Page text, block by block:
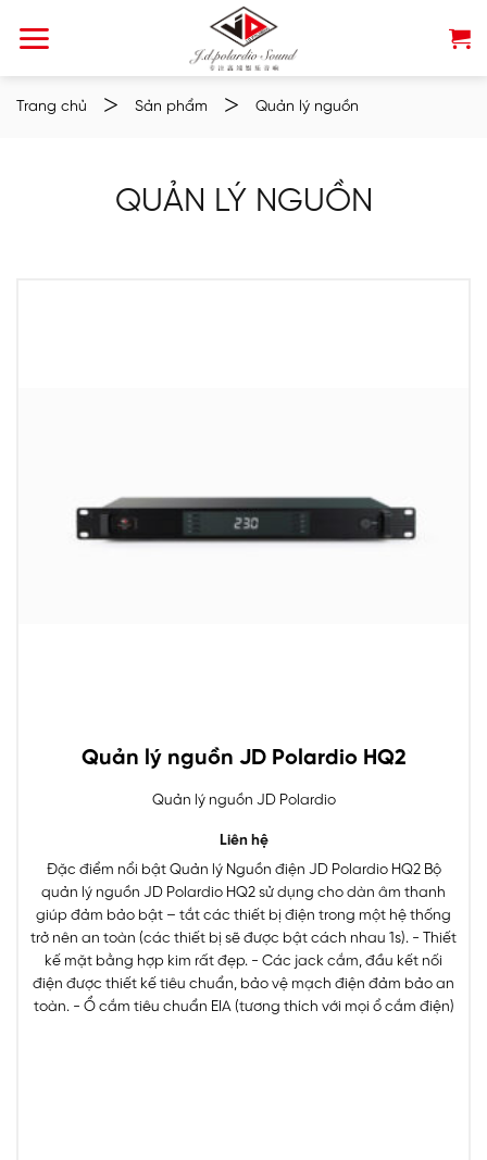
đến
Trang chủ > Sản phẩm > Quản lý nguồn
QUẢN LÝ NGUỒN
Quản lý nguồn JD Polardio HQ2
Liên hệ
Quản lý nguồn JD Polardio
Đặc điểm nổi bật Quản lý Nguồn điện JD Polardio HQ2 Bộ
quản lý nguồn JD Polardio HQ2 sử dụng cho dàn âm thanh
giúp đảm bảo bật – tắt các thiết bị điện trong một hệ thống
trở nên an toàn (các thiết bị sẽ được bật cách nhau 1s). - Thiết
kế mặt bằng hợp kim rất đẹp. - Các jack cắm, đầu kết nối
điện được thiết kế tiêu chuẩn, bảo vệ mạch điện đảm bảo an
toàn. - Ổ cắm tiêu chuẩn EIA (tương thích với mọi ổ cắm điện)